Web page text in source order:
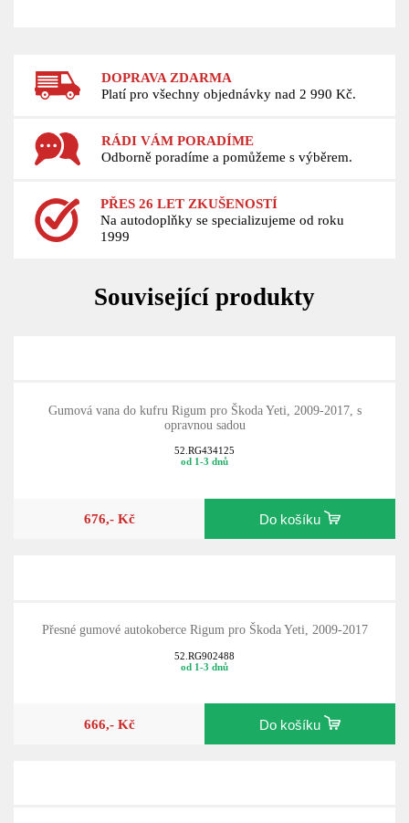
DOPRAVA ZDARMA
Platí pro všechny objednávky nad 2 990 Kč.
RÁDI VÁM PORADÍME
Odborně poradíme a pomůžeme s výběrem.
PŘES 26 LET ZKUŠENOSTÍ
Na autodoplňky se specializujeme od roku
1999
Související produkty
Gumová vana do kufru Rigum pro Škoda Yeti, 2009-2017, s
opravnou sadou
52.RG434125
od 1-3 dnů
676,- Kč Do košíku
Přesné gumové autokoberce Rigum pro Škoda Yeti, 2009-2017
52.RG902488
od 1-3 dnů
666,- Kč Do košíku